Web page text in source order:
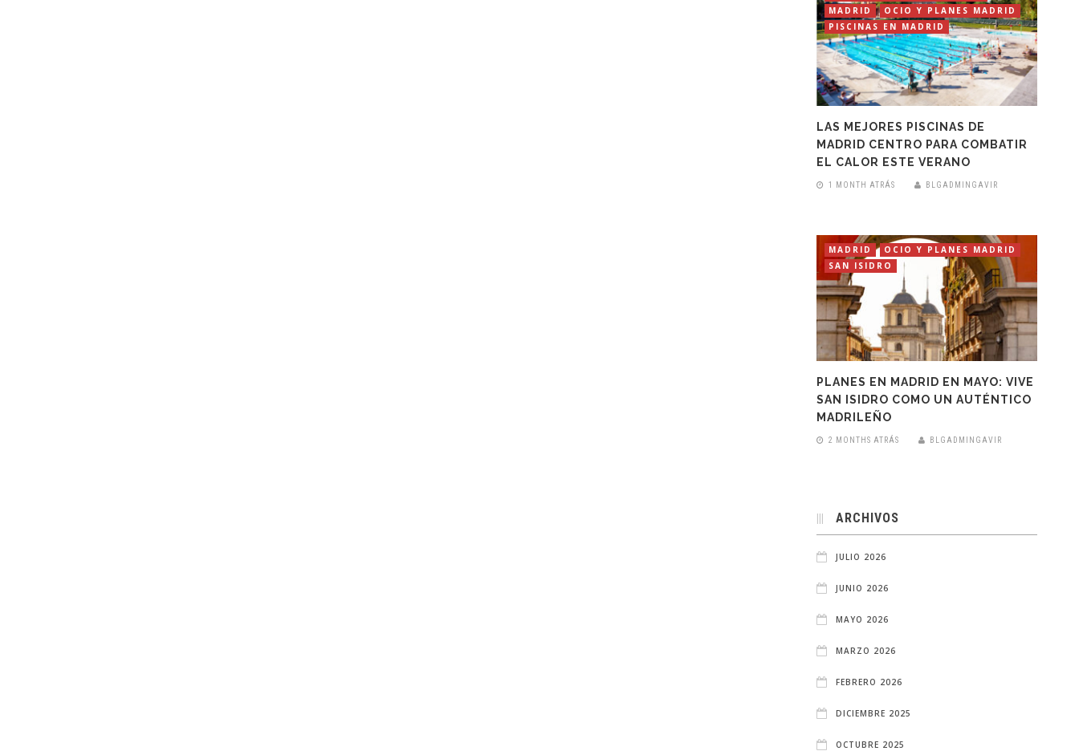
MADRID
OCIO Y PLANES MADRID
PISCINAS EN MADRID
LAS MEJORES PISCINAS DE
MADRID CENTRO PARA COMBATIR
EL CALOR ESTE VERANO
1 MONTH ATRÁS BLGADMINGAVIR
MADRID
OCIO Y PLANES MADRID
SAN ISIDRO
PLANES EN MADRID EN MAYO: VIVE
SAN ISIDRO COMO UN AUTÉNTICO
MADRILEÑO
2 MONTHS ATRÁS BLGADMINGAVIR
ARCHIVOS
JULIO 2026
JUNIO 2026
MAYO 2026
MARZO 2026
FEBRERO 2026
DICIEMBRE 2025
OCTUBRE 2025